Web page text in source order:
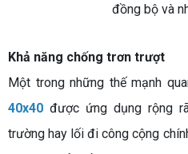
đồng bộ và
Khả năng chống trơn trượt
Một trong những thế mạnh
40x40 được ứng dụng rộng
trường hay lối đi công cộng